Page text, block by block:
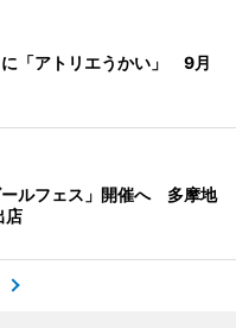
に「アトリエうかい」 9月
ールフェス」開催へ 多摩地
店